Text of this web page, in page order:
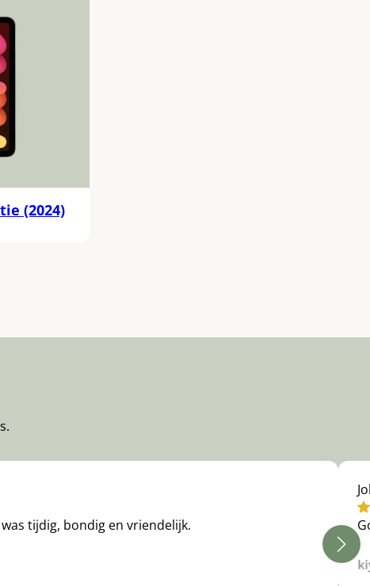
(2024)
tijdig, bondig en vriendelijk.